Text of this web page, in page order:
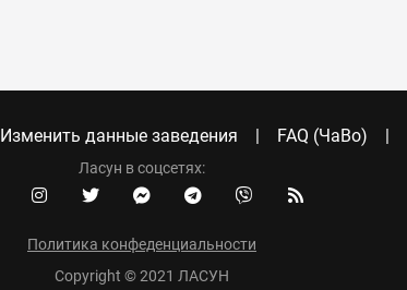
Изменить данные заведения FAQ (ЧаВо)
Ласун в соцсетях:
Политика конфеденциальности
Copyright © 2021 ЛАСУН